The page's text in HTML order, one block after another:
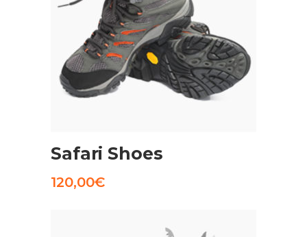
Safari Shoes
120,00€